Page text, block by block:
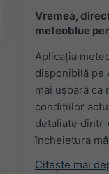
Vremea,
meteoblue
Aplicația
disponibilă pe
mai ușoară ca
condițiilor
detaliate
încheietura
Citește mai